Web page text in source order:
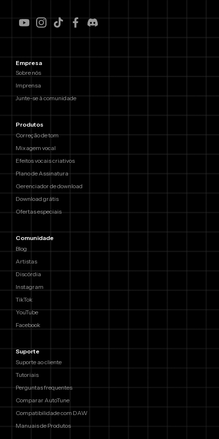
Empresa
Sobre nós
Imprensa
Junte-se à comunidade
Produtos
Correção de tom
Mixagem vocal
Efeitos vocais criativos
Plano de Assinatura
Gerenciador de download
Download grátis
Ofertas especiais
Comunidade
Blog
Artistas
Discórdia
Instagram
TikTok
YouTube
Facebook
Suporte
Suporte ao cliente
Tutoriais
Perguntas frequentes
Comparar AutoTune
Compatibilidade com DAW
Manuais de Produtos